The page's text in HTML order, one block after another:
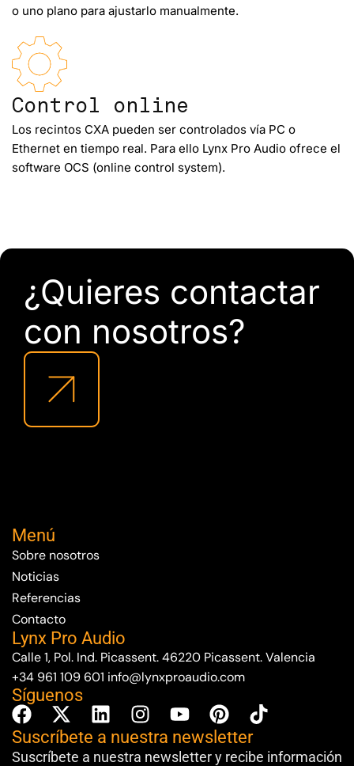
o uno plano para ajustarlo manualmente.
Control online
Los recintos CXA pueden ser controlados vía PC o
Ethernet en tiempo real. Para ello Lynx Pro Audio ofrece el
software OCS (online control system).
¿Quieres contactar
con nosotros?
Menú
Sobre nosotros
Noticias
Referencias
Contacto
Lynx Pro Audio
Calle 1, Pol. Ind. Picassent. 46220 Picassent. Valencia
+34 961 109 601 info@lynxproaudio.com
Síguenos
Suscríbete a nuestra newsletter
Suscríbete a nuestra newsletter y recibe información